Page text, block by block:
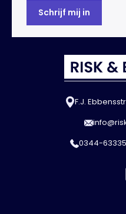
F.J.
0344-